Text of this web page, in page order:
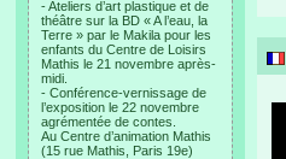
- Ateliers d’art plastique et de
théâtre sur la BD « A l’eau, la
Terre » par le Makila pour les
enfants du Centre de Loisirs
Mathis le 21 novembre après-
midi.
- Conférence-vernissage de
l’exposition le 22 novembre
agrémentée de contes.
Au Centre d’animation Mathis
(15 rue Mathis, Paris 19e)